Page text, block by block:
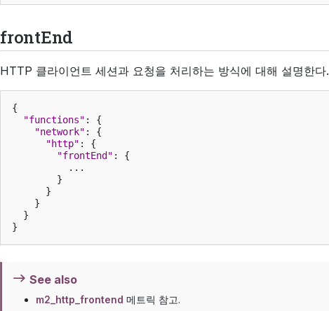
frontEnd
HTTP 클라이언트 세션과 요청을 처리하는 방식에 대해 설명한다.
{
"functions" :
{
"network" :
{
"http" :
{
"frontEnd" :
{
...
}
}
}
}
}
See also
m2_http_frontend 메트릭 참고.